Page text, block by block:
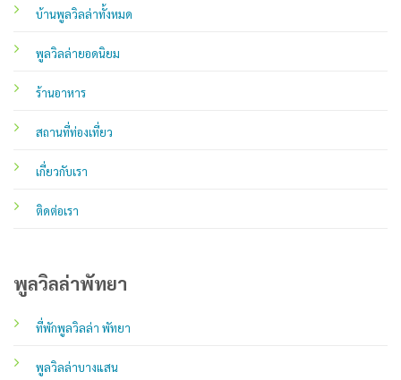
บ้านพูลวิลล่าทั้งหมด
พูลวิลล่ายอดนิยม
ร้านอาหาร
สถานที่ท่องเที่ยว
เกี่ยวกับเรา
ติดต่อเรา
พูลวิลล่าพัทยา
ที่พักพูลวิลล่า พัทยา
พูลวิลล่าบางแสน